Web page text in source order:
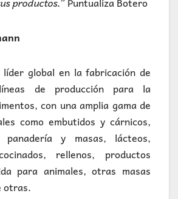
líder global en la fabricación de
de producción para la
con una amplia gama de
como embutidos y cárnicos,
panadería y masas, lácteos,
rellenos, productos
para animales, otras masas
otras.